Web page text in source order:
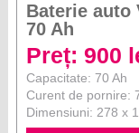
Baterie auto
70 Ah
Preț: 900
Capacitate: 70 Ah
Curent de pornire:
Dimensiuni: 278 x